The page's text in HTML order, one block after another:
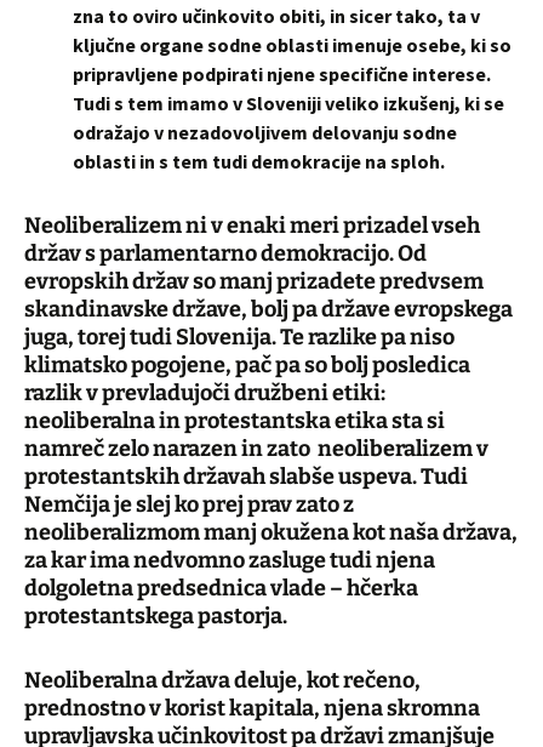
zna to oviro učinkovito obiti, in sicer tako, ta v
ključne organe sodne oblasti imenuje osebe, ki so
pripravljene podpirati njene specifične interese.
Tudi s tem imamo v Sloveniji veliko izkušenj, ki se
odražajo v nezadovoljivem delovanju sodne
oblasti in s tem tudi demokracije na sploh.
Neoliberalizem ni v enaki meri prizadel vseh
držav s parlamentarno demokracijo. Od
evropskih držav so manj prizadete predvsem
skandinavske države, bolj pa države evropskega
juga, torej tudi Slovenija. Te razlike pa niso
klimatsko pogojene, pač pa so bolj posledica
razlik v prevladujoči družbeni etiki:
neoliberalna in protestantska etika sta si
namreč zelo narazen in zato neoliberalizem v
protestantskih državah slabše uspeva. Tudi
Nemčija je slej ko prej prav zato z
neoliberalizmom manj okužena kot naša država,
za kar ima nedvomno zasluge tudi njena
dolgoletna predsednica vlade – hčerka
protestantskega pastorja.
Neoliberalna država deluje, kot rečeno,
prednostno v korist kapitala, njena skromna
upravljavska učinkovitost pa državi zmanjšuje